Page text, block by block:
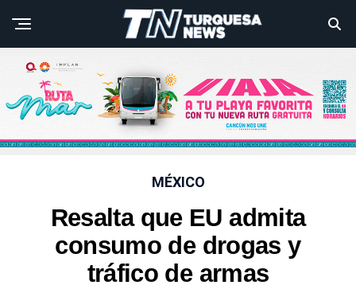
MÉXICO
Resalta que EU admita
consumo de drogas y
tráfico de armas